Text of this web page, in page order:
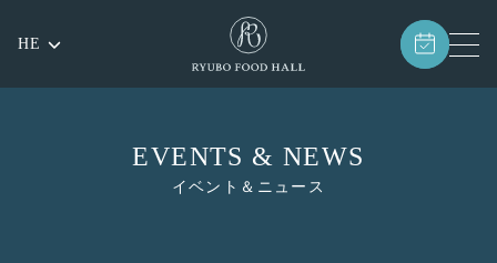
HE
EVENTS & NEWS
イベント＆ニュース